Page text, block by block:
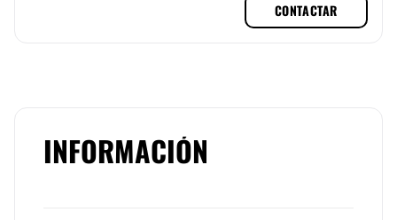
CONTACTAR
INFORMACIÓN